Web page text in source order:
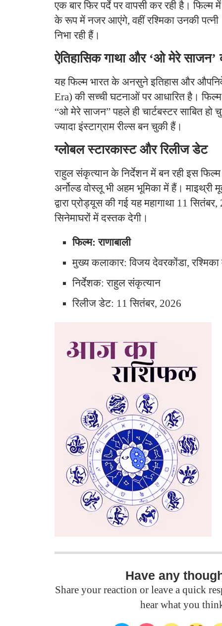
एक बार फिर पर्दे पर वापसी कर रही है। फिल्म
के रूप में नजर आएंगे, वहीं रश्मिका उनकी पत्नी
निभा रही हैं।
ऐतिहासिक गाथा और ‘ओ मेरे साजन’
यह फिल्म भारत के अनसुने इतिहास और
Era) की सच्ची घटनाओं पर आधारित है। फिल्म
“ओ मेरे साजन” पहले ही चार्टबस्टर साबित
ज्यादा इंस्टाग्राम रील्स बन चुकी हैं।
ग्लोबल स्टारकास्ट और रिलीज डेट
राहुल संकृत्यान के निर्देशन में बन रही इस
अर्नोल्ड वोस्लू भी अहम भूमिका में हैं। माइथ्री
द्वारा प्रोड्यूस की गई यह महागाथा 11
सिनेमाघरों में दस्तक देगी।
फिल्म: राणाबाली
मुख्य कलाकार: विजय देवरकोंडा, रश्मिका
निर्देशक: राहुल संकृत्यान
रिलीज डेट: 11 सितंबर, 2026
Have any
Share your reaction or leave a quick
hear what you